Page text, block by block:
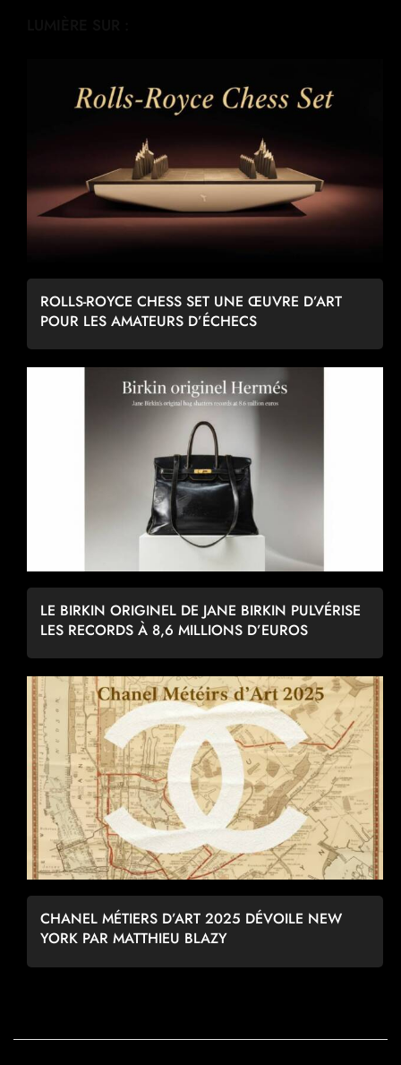
ROLLS-ROYCE CHESS SET UNE ŒUVRE D’ART
POUR LES AMATEURS D’ÉCHECS
LE BIRKIN ORIGINEL DE JANE BIRKIN PULVÉRISE
LES RECORDS À 8,6 MILLIONS D’EUROS
CHANEL MÉTIERS D’ART 2025 DÉVOILE NEW
YORK PAR MATTHIEU BLAZY